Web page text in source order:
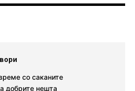
со саканите
добрите нешта